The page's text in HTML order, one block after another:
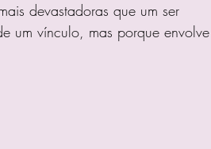
devastadoras que um ser
um vínculo, mas porque envolve